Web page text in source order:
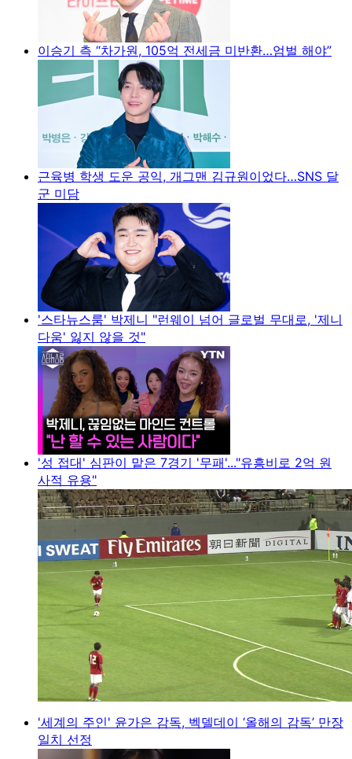
이승기 측 “차가원, 105억 전세금 미반환…엄벌 해야”
근육병 학생 도운 공익, 개그맨 김규원이었다…SNS 달
군 미담
'스타뉴스룸' 박제니 "런웨이 넘어 글로벌 무대로, '제니
다움' 잃지 않을 것"
'성 접대' 심판이 맡은 7경기 '무패'..."유흥비로 2억 원
사적 유용"
'세계의 주인' 윤가은 감독, 벡델데이 ‘올해의 감독’ 만장
일치 선정